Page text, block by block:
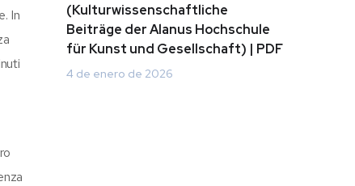
In
(Kulturwissenschaftliche
Beiträge der Alanus Hochschule
für Kunst und Gesellschaft) | PDF
4 de enero de 2026